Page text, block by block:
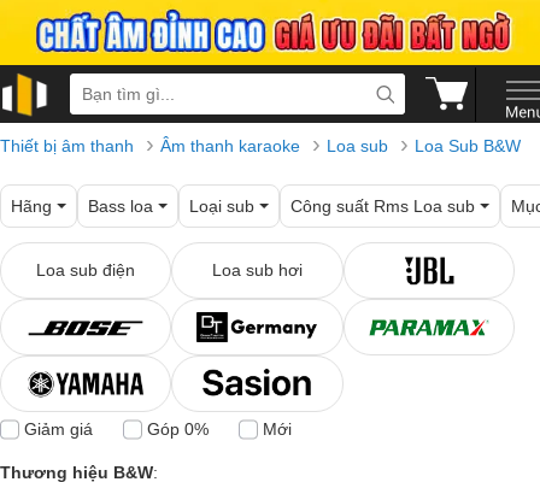
Thiết bị âm thanh › Âm thanh karaoke › Loa sub › Loa Sub B&W
Hãng Bass loa Loại sub Công suất Rms Loa sub
Loa sub điện Loa sub hơi
Giảm giá Góp 0% Mới
Thương hiệu B&W: